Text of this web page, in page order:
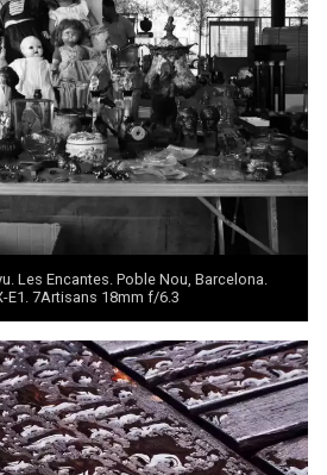
Les Encantes. Poble Nou, Barcelona.
E1. 7Artisans 18mm f/6.3